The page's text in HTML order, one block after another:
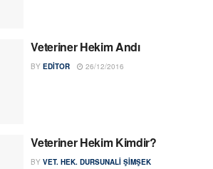
Veteriner Hekim Andı
BY EDITOR 26/12/2016
Veteriner Hekim Kimdir?
BY VET. HEK. DURSUNALI ŞIMŞEK